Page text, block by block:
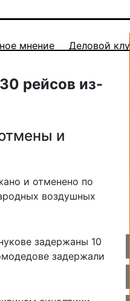
мнение Деловой клуб
рейсов из-
и
и отменено по
воздушных
задержаны 10
задержали